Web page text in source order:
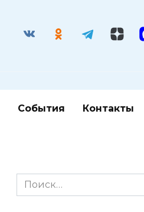
События Контакты
Search
for: